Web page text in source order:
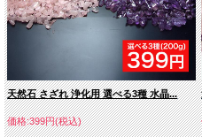
天然石 さざれ 浄化用 選べる3種 水晶...
価格:399円(税込)